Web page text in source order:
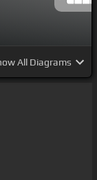
All Diagrams